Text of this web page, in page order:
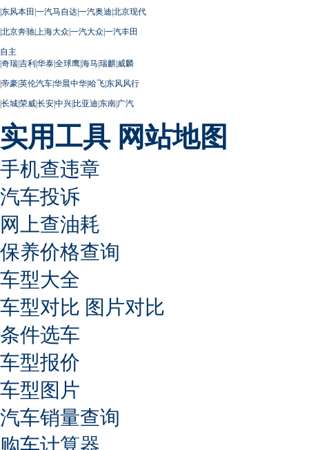
|东风本田 |一汽马自达|一汽奥迪|北京现代
|北京奔驰| 上海大众|一汽大众|一汽丰田
自主
|奇瑞|吉利|华泰|全球鹰|海马|瑞麒|威麟
|帝豪|英伦汽车|华晨中华|哈飞|东风风行
|长城|荣威|长安|中兴|比亚迪|东南|广汽
实用工具 网站地图
手机查违章
汽车投诉
网上查油耗
保养价格查询
车型大全
车型对比 图片对比
条件选车
车型报价
车型图片
汽车销量查询
购车计算器